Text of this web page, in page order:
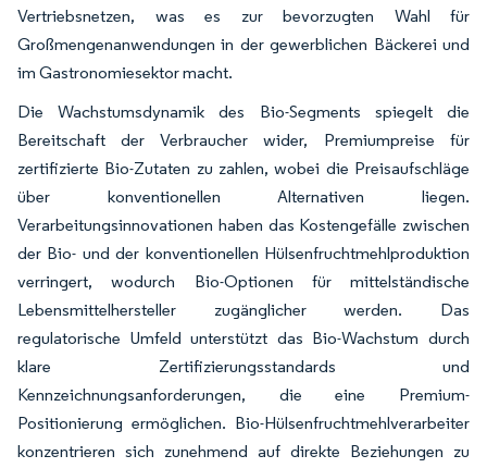
Vertriebsnetzen, was es zur bevorzugten Wahl für
Großmengenanwendungen in der gewerblichen Bäckerei und
im Gastronomiesektor macht.
Die Wachstumsdynamik des Bio-Segments spiegelt die
Bereitschaft der Verbraucher wider, Premiumpreise für
zertifizierte Bio-Zutaten zu zahlen, wobei die Preisaufschläge
über konventionellen Alternativen liegen.
Verarbeitungsinnovationen haben das Kostengefälle zwischen
der Bio- und der konventionellen Hülsenfruchtmehlproduktion
verringert, wodurch Bio-Optionen für mittelständische
Lebensmittelhersteller zugänglicher werden. Das
regulatorische Umfeld unterstützt das Bio-Wachstum durch
klare Zertifizierungsstandards und
Kennzeichnungsanforderungen, die eine Premium-
Positionierung ermöglichen. Bio-Hülsenfruchtmehlverarbeiter
konzentrieren sich zunehmend auf direkte Beziehungen zu